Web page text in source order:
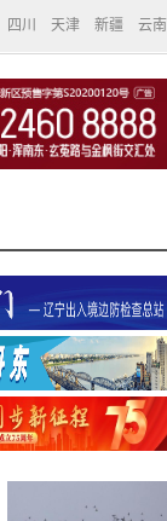
四川 天津 新疆 云南